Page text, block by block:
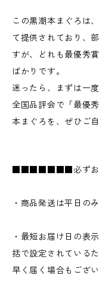
この黒潮本まぐろは
て提供されており、
すが、どれも最優秀
ばかりです。
迷ったら、まずは一度
全国品評会で「最優
本まぐろを、ぜひご
■■■■■■■必ずお
・商品発送は平日の
・最短お届け日の表
括で設定されている
早く届く場合もござ